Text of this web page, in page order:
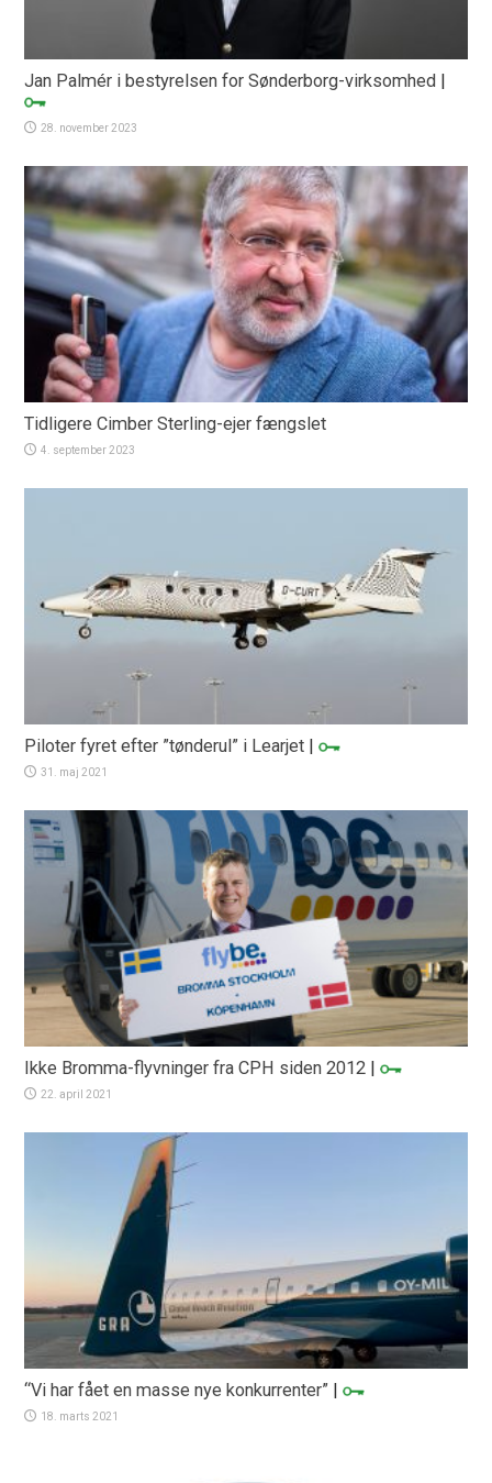
Jan Palmér i bestyrelsen for Sønderborg-virksomhed |
28. november 2023
Tidligere Cimber Sterling-ejer fængslet
4. september 2023
Piloter fyret efter ”tønderul” i Learjet |
31. maj 2021
Ikke Bromma-flyvninger fra CPH siden 2012 |
22. april 2021
“Vi har fået en masse nye konkurrenter” |
18. marts 2021